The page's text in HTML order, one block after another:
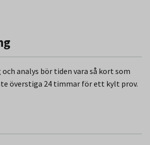
analys bör tiden vara så kort som
överstiga 24 timmar för ett kylt prov.